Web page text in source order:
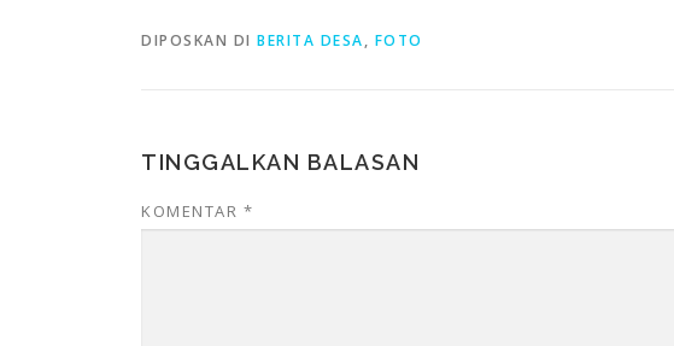
DIPOSKAN DI BERITA DESA, FOTO
TINGGALKAN BALASAN
KOMENTAR *